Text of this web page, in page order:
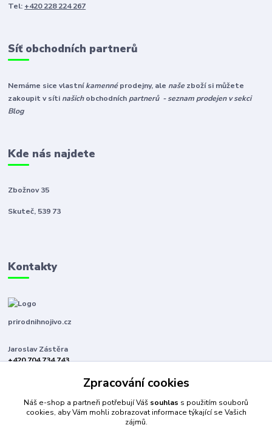
Tel: +420 228 224 267
Síť obchodních partnerů
Nemáme sice vlastníkamennéprodejny, ale naše zboží si můžete
zakoupit v síti našichobchodních partnerů - seznam prodejen v sekci
Blog
Kde nás najdete
Zbožnov 35
Skuteč, 539 73
Kontakty
prirodnihnojivo.cz
Jaroslav Zástěra
+420 704 734 743
Zpracování cookies
Náš e-shop a partneři potřebují Váš souhlas s použitím souborů
cookies, aby Vám mohli zobrazovat informace týkající se Vašich
zájmů.